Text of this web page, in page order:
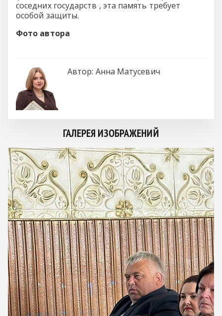
соседних государств , эта память требует
особой защиты.
Фото автора
Автор: Анна Матусевич
ГАЛЕРЕЯ ИЗОБРАЖЕНИЙ